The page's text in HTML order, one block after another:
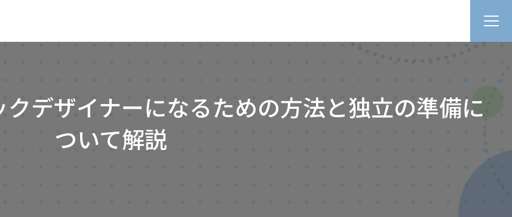
デザイナーになるための方法と独立の準備に
ついて解説